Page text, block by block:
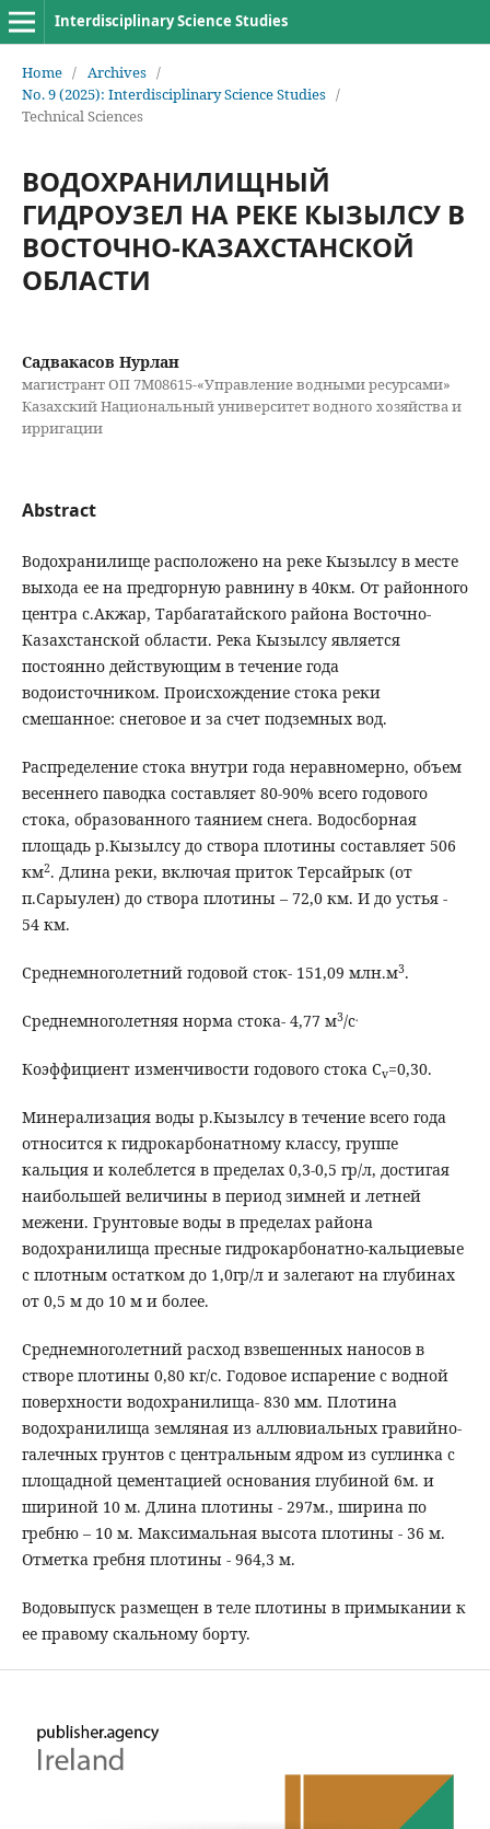
Interdisciplinary Science Studies
Home / Archives /
No. 9 (2025): Interdisciplinary Science Studies /
Technical Sciences
ВОДОХРАНИЛИЩНЫЙ
ГИДРОУЗЕЛ НА РЕКЕ КЫЗЫЛСУ В
ВОСТОЧНО-КАЗАХСТАНСКОЙ
ОБЛАСТИ
Садвакасов Нурлан
магистрант ОП 7М08615-«Управление водными ресурсами»
Казахский Национальный университет водного хозяйства и
ирригации
Abstract
Водохранилище расположено на реке Кызылсу в месте
выхода ее на предгорную равнину в 40км. От районного
центра с.Акжар, Тарбагатайского района Восточно-
Казахстанской области. Река Кызылсу является
постоянно действующим в течение года
водоисточником. Происхождение стока реки
смешанное: снеговое и за счет подземных вод.
Распределение стока внутри года неравномерно, объем
весеннего паводка составляет 80-90% всего годового
стока, образованного таянием снега. Водосборная
площадь р.Кызылсу до створа плотины составляет 506
км2. Длина реки, включая приток Терсайрык (от
п.Сарыулен) до створа плотины – 72,0 км. И до устья -
54 км.
Среднемноголетний годовой сток- 151,09 млн.м3.
Среднемноголетняя норма стока- 4,77 м3/с.
Коэффициент изменчивости годового стока Cv=0,30.
Минерализация воды р.Кызылсу в течение всего года
относится к гидрокарбонатному классу, группе
кальция и колеблется в пределах 0,3-0,5 гр/л, достигая
наибольшей величины в период зимней и летней
межени. Грунтовые воды в пределах района
водохранилища пресные гидрокарбонатно-кальциевые
с плотным остатком до 1,0гр/л и залегают на глубинах
от 0,5 м до 10 м и более.
Среднемноголетний расход взвешенных наносов в
створе плотины 0,80 кг/с. Годовое испарение с водной
поверхности водохранилища- 830 мм. Плотина
водохранилища земляная из аллювиальных гравийно-
галечных грунтов с центральным ядром из суглинка с
площадной цементацией основания глубиной 6м. и
шириной 10 м. Длина плотины - 297м., ширина по
гребню – 10 м. Максимальная высота плотины - 36 м.
Отметка гребня плотины - 964,3 м.
Водовыпуск размещен в теле плотины в примыкании к
ее правому скальному борту.